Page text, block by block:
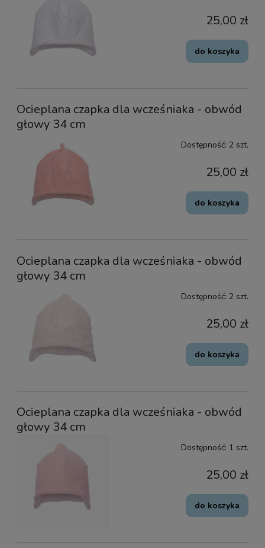
25,00 zł
do koszyka
Ocieplana czapka dla wcześniaka - obwód
głowy 34 cm
Dostępność: 2 szt.
25,00 zł
do koszyka
Ocieplana czapka dla wcześniaka - obwód
głowy 34 cm
Dostępność: 2 szt.
25,00 zł
do koszyka
Ocieplana czapka dla wcześniaka - obwód
głowy 34 cm
Dostępność: 1 szt.
25,00 zł
do koszyka